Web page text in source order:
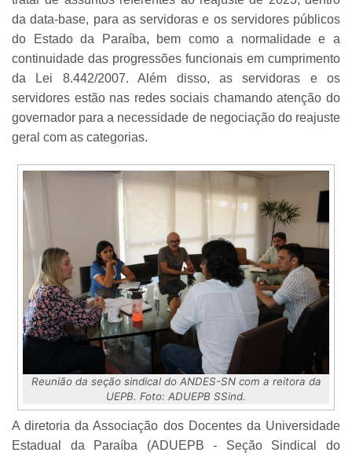
da data-base, para as servidoras e os servidores públicos
do Estado da Paraíba, bem como a normalidade e a
continuidade das progressões funcionais em cumprimento
da Lei 8.442/2007. Além disso, as servidoras e os
servidores estão nas redes sociais chamando atenção do
governador para a necessidade de negociação do reajuste
geral com as categorias.
Reunião da seção sindical do ANDES-SN com a reitora da
UEPB. Foto: ADUEPB SSind.
A diretoria da Associação dos Docentes da Universidade
Estadual da Paraíba (ADUEPB - Seção Sindical do